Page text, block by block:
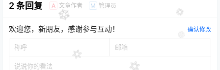
2 条回复 A 文章作者 M 管理员
欢迎您，新朋友，感谢参与互动！ 确认修改